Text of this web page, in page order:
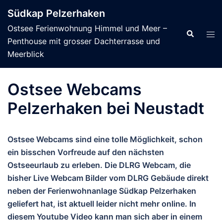
Inhalt
springen
Südkap Pelzerhaken
Ostsee Ferienwohnung Himmel und Meer –
Penthouse mit grosser Dachterrasse und
Meerblick
Suche
Ostsee Webcams
Pelzerhaken bei Neustadt
Ostsee Webcams sind eine tolle Möglichkeit, schon
ein bisschen Vorfreude auf den nächsten
Ostseeurlaub zu erleben. Die DLRG Webcam, die
bisher Live Webcam Bilder vom DLRG Gebäude direkt
neben der Ferienwohnanlage Südkap Pelzerhaken
geliefert hat, ist aktuell leider nicht mehr online. In
diesem Youtube Video kann man sich aber in einem